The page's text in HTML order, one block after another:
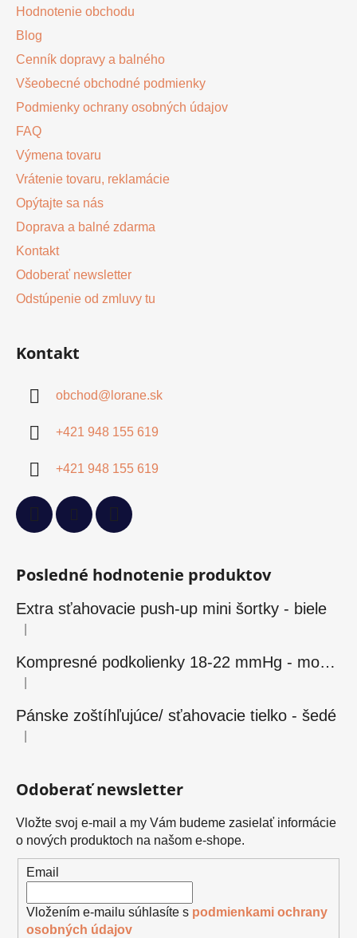
Hodnotenie obchodu
Blog
Cenník dopravy a balného
Všeobecné obchodné podmienky
Podmienky ochrany osobných údajov
FAQ
Výmena tovaru
Vrátenie tovaru, reklamácie
Opýtajte sa nás
Doprava a balné zdarma
Kontakt
Odoberať newsletter
Odstúpenie od zmluvy tu
Kontakt
obchod@ lorane.sk
+421 948 155 619
+421 948 155 619
Posledné hodnotenie produktov
Extra sťahovacie push-up mini šortky - biele
Hodnotenie produktu je 5 z 5 hviezdičiek.
Kompresné podkolienky 18-22 mmHg - modré
Hodnotenie produktu je 5 z 5 hviezdičiek.
Pánske zoštíhľujúce/ sťahovacie tielko - šedé
Hodnotenie produktu je 5 z 5 hviezdičiek.
Odoberať newsletter
Vložte svoj e-mail a my Vám budeme zasielať informácie
o nových produktoch na našom e-shope.
Email
Vložením e-mailu súhlasíte s podmienkami ochrany
osobných údajov